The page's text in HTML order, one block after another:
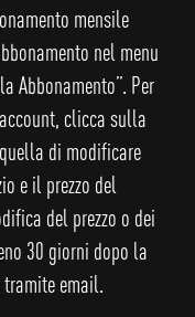
mensile
nel menu
Abbonamento”. Per
clicca sulla
di modificare
e il prezzo del
del prezzo o dei
30 giorni dopo la
tramite email.